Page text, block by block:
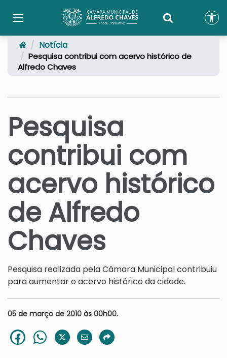
Notícia
Pesquisa contribui com acervo histórico de
Alfredo Chaves
Pesquisa
contribui com
acervo histórico
de Alfredo
Chaves
Pesquisa realizada pela Câmara Municipal contribuiu
para aumentar o acervo histórico da cidade.
05 de março de 2010 às 00h00.